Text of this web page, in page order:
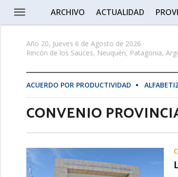
ARCHIVO ACTUALIDAD
Año 20, Jueves 6 de Agosto de 2026
Rincón de los Sauces, Neuquén, Patagonia,
ACUERDO POR PRODUCTIVIDAD
CONVENIO